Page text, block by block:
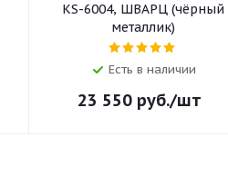
KS-6004, ШВАРЦ (чёрный
металлик)
Есть в наличии
23 550 руб./шт